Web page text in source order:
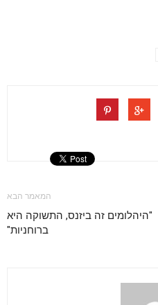
המאמר הבא
"היהלומים זה ביזנס, התשוקה היא
ברוחניות"